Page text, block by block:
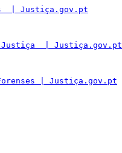
| Justiça.gov.pt
Justiça  | Justiça.gov.pt
| Justiça.gov.pt